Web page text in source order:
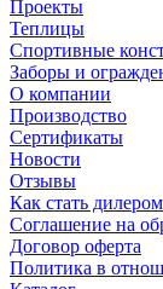
Проекты
Теплицы
Спортивные
Заборы и
О компании
Производство
Сертификаты
Новости
Отзывы
Как стать дилером
Соглашение на
Договор оферта
Политика в